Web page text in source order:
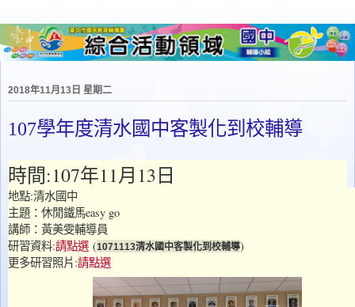
2018年11月13日 星期二
107學年度清水國中客製化到校輔導
時間:107年11月13日
地點:清水國中
主題：休閒鐵馬easy go
講師：黃美雯輔導員
研習資料:請點選 (1071113清水國中客製化到校輔導)
更多研習照片:請點選